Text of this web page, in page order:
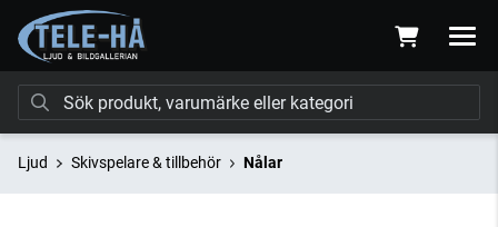
Ljud Skivspelare & tillbehör Nålar